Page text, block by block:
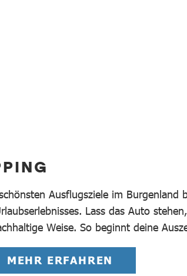
Ausflugsziele im
Lass das Auto
Weise. So beginnt deine
MEHR ERFAHREN